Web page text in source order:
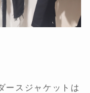
ースジャケットは